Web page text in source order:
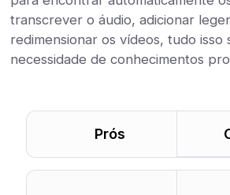
transcrever o áudio, adicionar
redimensionar os vídeos, tudo isso
necessidade de conhecimentos
Prós